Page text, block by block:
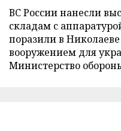
ВС России нанесли
складам с
поразили в Николаеве
вооружением для
Министерство